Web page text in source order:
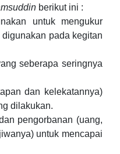
berikut ini :
untuk mengukur
pada kegitan
seberapa seringnya
dan kelekatannya)
dilakukan.
pengorbanan (uang,
untuk mencapai